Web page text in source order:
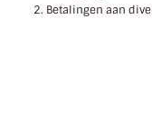
Betalingen aan